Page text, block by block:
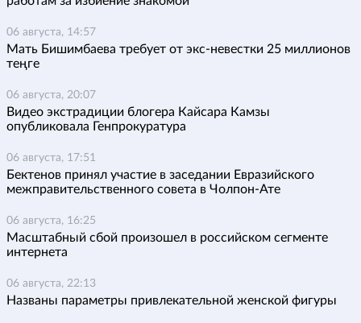
06 августа, 14:57
Мать Бишимбаева требует от экс-невестки 25 миллионов
теңге
06 августа, 20:07
Видео экстрадиции блогера Кайсара Камзы
опубликовала Генпрокуратура
06 августа, 17:51
Бектенов принял участие в заседании Евразийского
межправительственного совета в Чолпон-Ате
06 августа, 16:25
Масштабный сбой произошел в российском сегменте
интернета
06 августа, 22:13
Названы параметры привлекательной женской фигуры